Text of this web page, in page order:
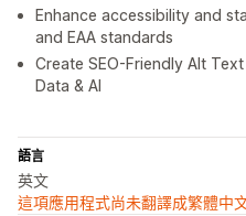
Enhance accessibility and
and EAA standards
Create SEO-Friendly Alt
Data & AI
語言
英文
這項應用程式尚未翻譯成繁體中